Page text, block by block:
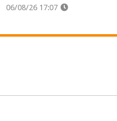
06/08/26 17:07